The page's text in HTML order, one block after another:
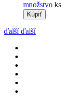
množstvo ks
Kúpiť
ďalší ďalší